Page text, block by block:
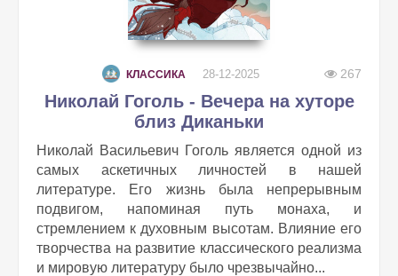
КЛАССИКА 28-12-2025 267
Николай Гоголь - Вечера на хуторе
близ Диканьки
Николай Васильевич Гоголь является одной из
самых аскетичных личностей в нашей
литературе. Его жизнь была непрерывным
подвигом, напоминая путь монаха, и
стремлением к духовным высотам. Влияние его
творчества на развитие классического реализма
и мировую литературу было чрезвычайно...